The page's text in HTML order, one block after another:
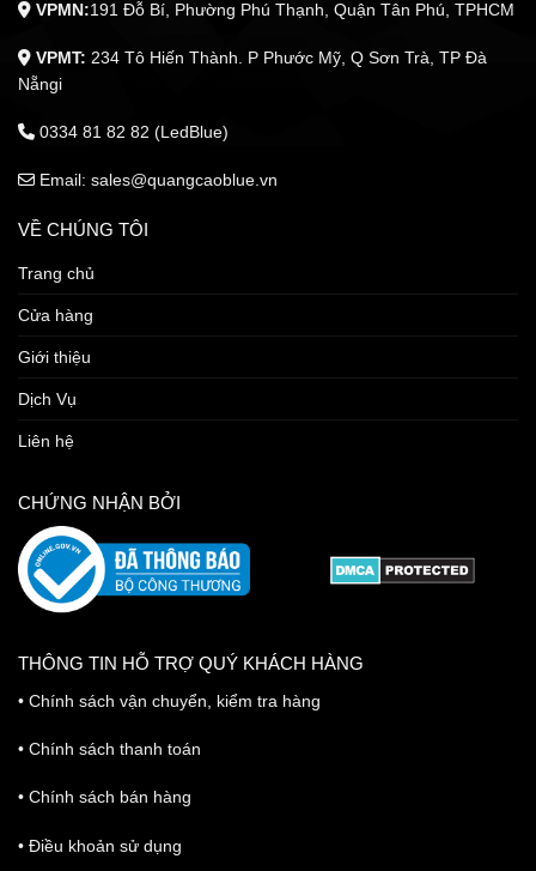
VPMN:191 Đỗ Bí, Phường Phú Thạnh, Quận Tân Phú, TPHCM
VPMT: 234 Tô Hiến Thành. P Phước Mỹ, Q Sơn Trà, TP Đà
Nẵngi
0334 81 82 82 (LedBlue)
Email: sales@quangcaoblue.vn
VỀ CHÚNG TÔI
Trang chủ
Cửa hàng
Giới thiệu
Dịch Vụ
Liên hệ
CHỨNG NHẬN BỞI
THÔNG TIN HỖ TRỢ QUÝ KHÁCH HÀNG
• Chính sách vận chuyển, kiểm tra hàng
• Chính sách thanh toán
• Chính sách bán hàng
• Điều khoản sử dụng